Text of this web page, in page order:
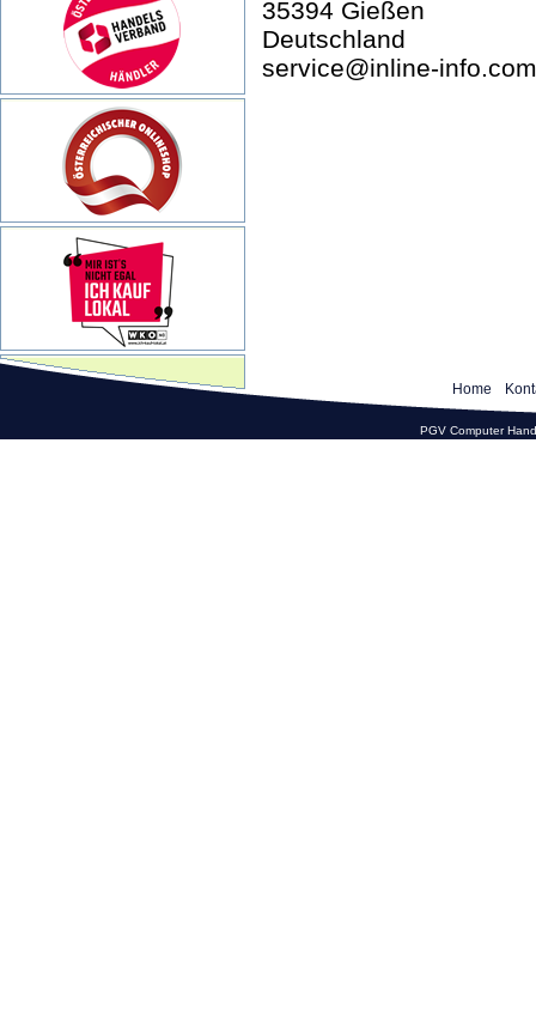
35394 Gießen
Deutschland
service@inline-info.com
Home
PGV Computer